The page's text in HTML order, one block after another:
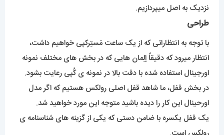
نزدیک به اصل میپردازیم.
طراحی
با توجه به انتظاراتی که از یک ساعت مَستِرکپی خواهیم داشت،
انتظار میرود که دقیقاً اِلِمان هایی که در بخش های مختلف نمونه
اورجینال استفاده شده با دقت بالا در نمونه ی کُپی رعایت بشود.
در بخش قفل، ما شاهد قفل اصلی رولکس هستیم که اگر مدل
اورحینال این کار را دیده باشید متوجه این مورد خواهید شد.
یک قفل یکسره با ضامن دستی که یکی از گزینه های شناسنامه ی